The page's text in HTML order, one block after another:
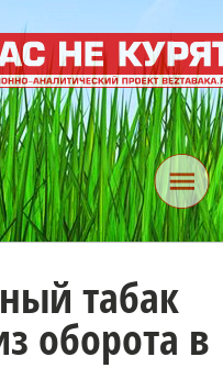
табак
оборота в